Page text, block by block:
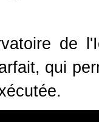
de
qui